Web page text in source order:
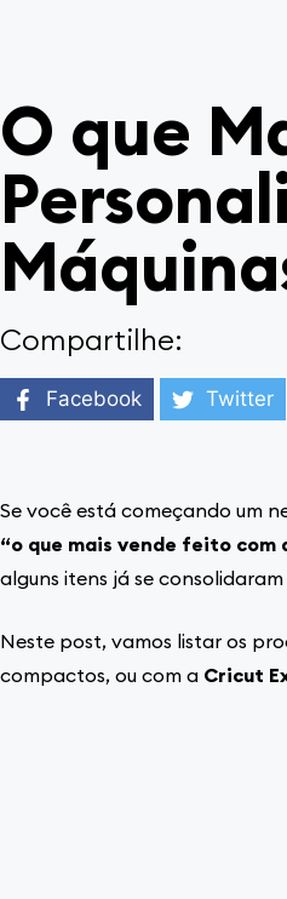
O que
Compartilhe:
Facebook Twitter
Se você está começando um
“o que mais vende feito com
alguns itens já se
Neste post, vamos listar os
compactos, ou com a Cricut